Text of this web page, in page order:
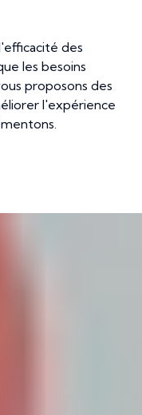
des
les besoins
proposons des
l'expérience